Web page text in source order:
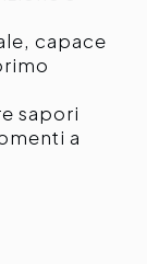
capace
sapori
a